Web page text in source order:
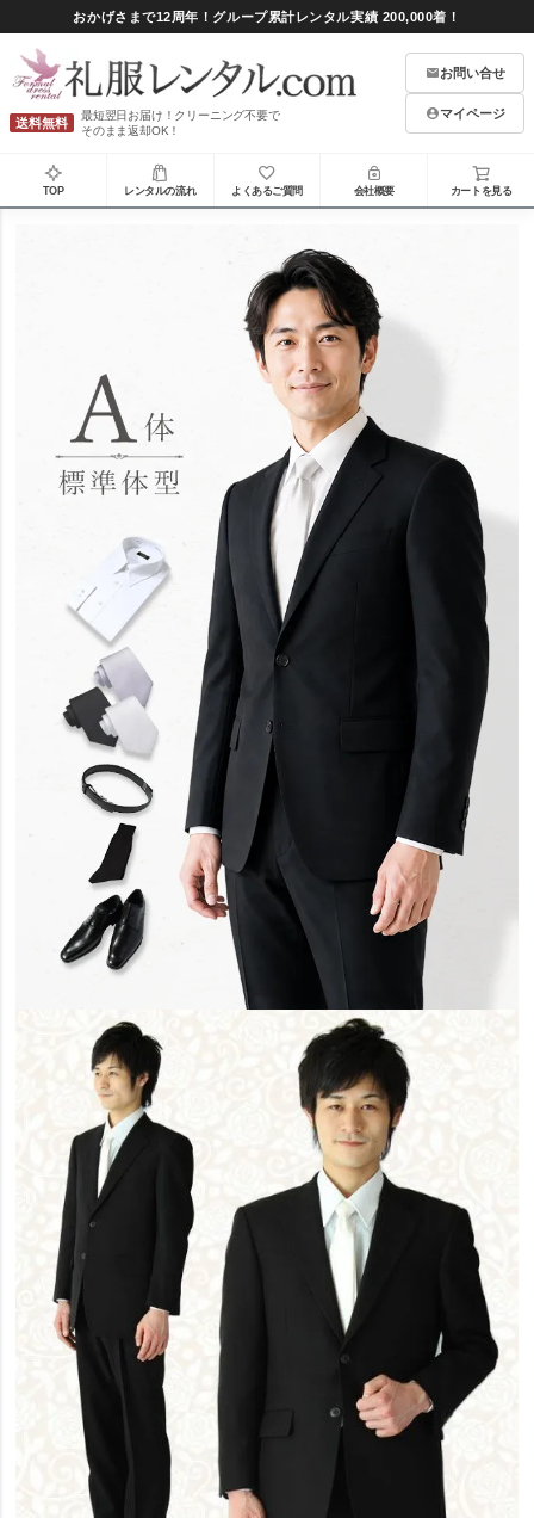
おかげさまで12周年！グループ累計レンタル実績 200,000着！
送料無料
最短翌日お届け！クリーニング不要で
そのまま返却OK！
お問い合せ
マイページ
TOP レンタルの流れ よくあるご質問 会社概要 カートを見る